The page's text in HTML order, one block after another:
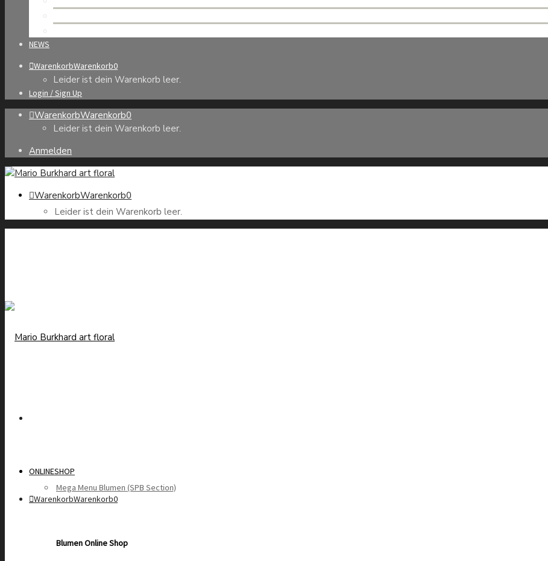
NEWS
WarenkorbWarenkorb0
Leider ist dein Warenkorb leer.
Login / Sign Up
WarenkorbWarenkorb0
Leider ist dein Warenkorb leer.
Anmelden
WarenkorbWarenkorb0
Leider ist dein Warenkorb leer.
WarenkorbWarenkorb0
ONLINESHOP
Mega Menu Blumen (SPB Section)
Blumen Online Shop